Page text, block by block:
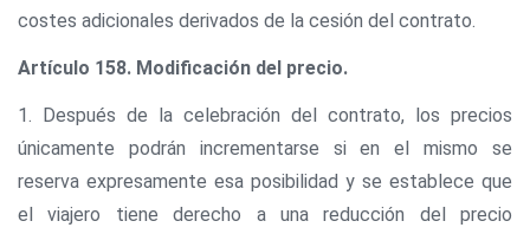
costes adicionales derivados de la cesión del contrato.
Artículo 158. Modificación del precio.
1. Después de la celebración del contrato, los precios
únicamente podrán incrementarse si en el mismo se
reserva expresamente esa posibilidad y se establece que
el viajero tiene derecho a una reducción del precio